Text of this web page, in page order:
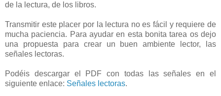
de la lectura, de los libros.
Transmitir este placer por la lectura no es fácil y requiere de
mucha paciencia. Para ayudar en esta bonita tarea os dejo
una propuesta para crear un buen ambiente lector, las
señales lectoras.
Podéis descargar el PDF con todas las señales en el
siguiente enlace: Señales lectoras.